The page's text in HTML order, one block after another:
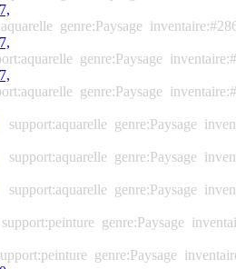
genre:Paysage
genre:Paysage
genre:Paysage
support:aquarelle genre:Paysage
support:aquarelle genre:Paysage
support:aquarelle genre:Paysage
support:peinture genre:Paysage
genre:Paysage